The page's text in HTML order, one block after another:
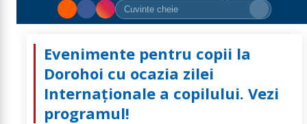
Evenimente pentru copii la
Dorohoi cu ocazia zilei
Internaționale a copilului. Vezi
programul!